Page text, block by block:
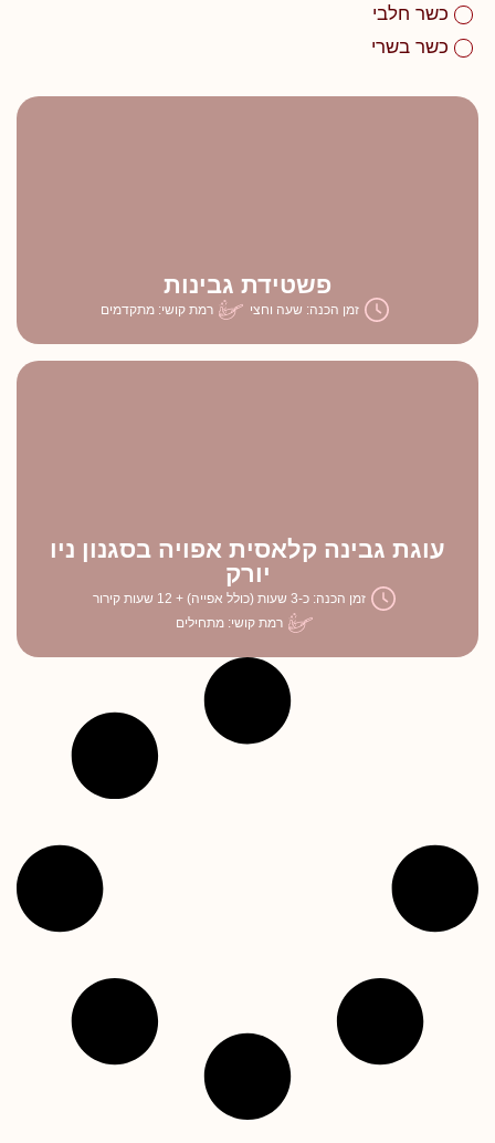
כשר חלבי
כשר בשרי
פשטידת גבינות
זמן הכנה: שעה וחצי רמת קושי: מתקדמים
עוגת גבינה קלאסית אפויה בסגנון ניו
יורק
זמן הכנה: כ-3 שעות (כולל אפייה) + 12 שעות קירור
רמת קושי: מתחילים